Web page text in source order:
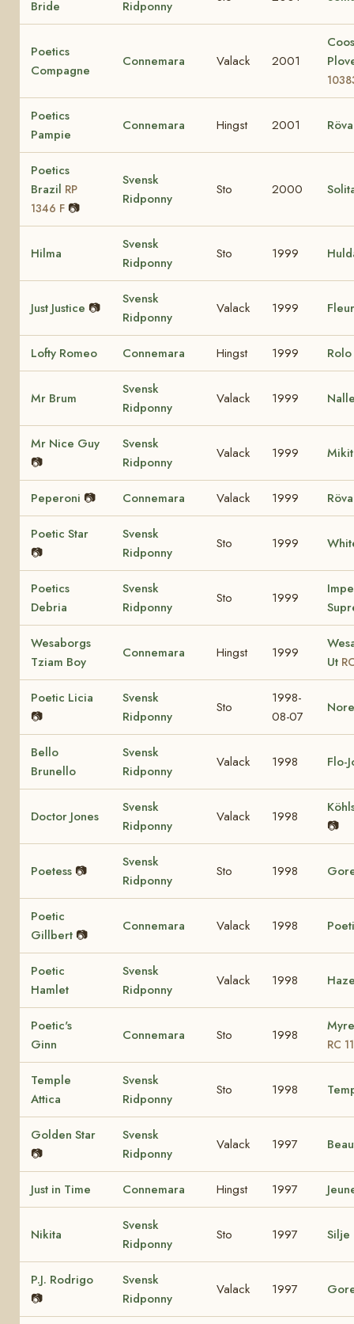
Bride Ridponny
Poetics
Compagne
Connemara Valack 2001
Poetics
Pampie
Connemara Hingst 2001
Poetics
Brazil RP
1346 F 📷
Svensk
Ridponny
Sto 2000
Hilma
Svensk
Ridponny
Sto 1999
Just Justice 📷
Svensk
Ridponny
Valack 1999
Lofty Romeo Connemara Hingst 1999 Rolo
Mr Brum
Svensk
Ridponny
Valack 1999
Mr Nice Guy
📷
Svensk
Ridponny
Valack 1999
Peperoni 📷 Connemara Valack 1999
Poetic Star
📷
Svensk
Ridponny
Sto 1999
Poetics
Debria
Svensk
Ridponny
Sto 1999
Wesaborgs
Tziam Boy
Connemara Hingst 1999
Ut
Poetic Licia
📷
Svensk
Ridponny
Sto
1998-
08-07
Bello
Brunello
Svensk
Ridponny
Valack 1998 Flo-
Doctor Jones
Svensk
Ridponny
Valack 1998
📷
Poetess 📷
Svensk
Ridponny
Sto 1998
Poetic
Gillbert 📷
Connemara Valack 1998
Poetic
Hamlet
Svensk
Ridponny
Valack 1998
Poetic's
Ginn
Connemara Sto 1998
RC
Temple
Attica
Svensk
Ridponny
Sto 1998
Golden Star
📷
Svensk
Ridponny
Valack 1997
Just in Time Connemara Hingst 1997
Nikita
Svensk
Ridponny
Sto 1997 Silje
P.J. Rodrigo
📷
Svensk
Ridponny
Valack 1997